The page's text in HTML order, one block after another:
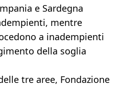
e Sardegna
mentre
a inadempienti
della soglia
tre aree, Fondazione